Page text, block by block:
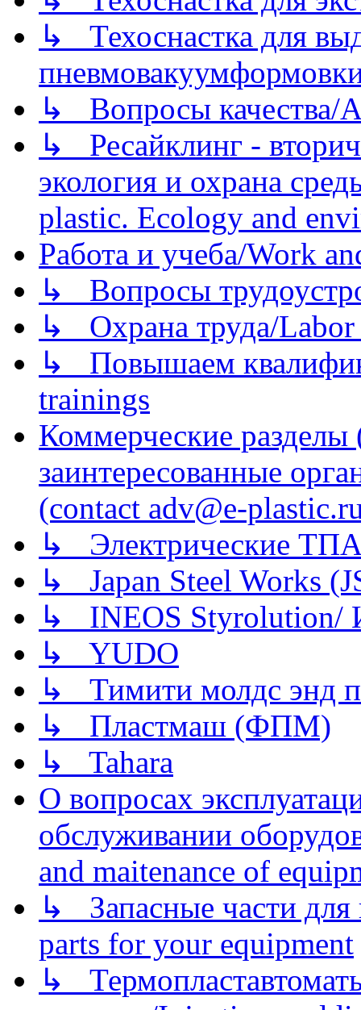
↳ Техоснастка для
↳ Вопросы качества/
↳ Ресайклинг -
экология и охрана
plastic. Ecology and
Работа и учеба/Work
↳ Вопросы
↳ Охрана труда/Labor
↳ Повышаем
trainings
Коммерческие
заинтересованные
(contact adv@e-
↳ Электрические
↳ Japan Steel Works
↳ INEOS
↳ YUDO
↳ Тимити молдс энд
↳ Пластмаш (ФПМ)
↳ Tahara
О вопросах
обслуживании
and maitenance of
↳ Запасные части для
parts for your equipment
↳